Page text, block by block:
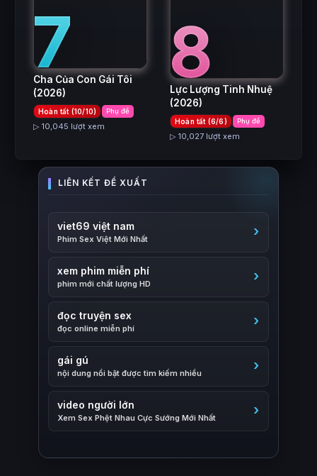
7
Cha Của Con Gái Tôi
(2026)
Hoàn tất (10/10) Phụ đề
▷ 10,045 lượt xem
8
Lực Lượng Tinh Nhuệ
(2026)
Hoàn tất (6/6) Phụ đề
▷ 10,027 lượt xem
viet69 việt nam
Phim Sex Việt Mới Nhất
xem phim miễn phí
phim mới chất lượng HD
đọc truyện sex
đọc online miễn phí
gái gú
nội dung nổi bật được tìm kiếm nhiều
video người lớn
Xem Sex Phệt Nhau Cực Sướng Mới Nhất